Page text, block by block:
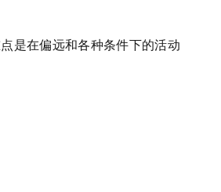
是在偏远和各种条件下的活动